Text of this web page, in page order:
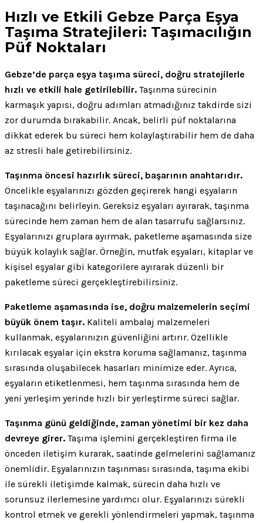
Hızlı ve Etkili Gebze Parça Eşya
Taşıma Stratejileri: Taşımacılığın
Püf Noktaları
Gebze’de parça eşya taşıma süreci, doğru stratejilerle
hızlı ve etkili hale getirilebilir. Taşınma sürecinin
karmaşık yapısı, doğru adımları atmadığınız takdirde sizi
zor durumda bırakabilir. Ancak, belirli püf noktalarına
dikkat ederek bu süreci hem kolaylaştırabilir hem de daha
az stresli hale getirebilirsiniz.
Taşınma öncesi hazırlık süreci, başarının anahtarıdır.
Öncelikle eşyalarınızı gözden geçirerek hangi eşyaların
taşınacağını belirleyin. Gereksiz eşyaları ayırarak, taşınma
sürecinde hem zaman hem de alan tasarrufu sağlarsınız.
Eşyalarınızı gruplara ayırmak, paketleme aşamasında size
büyük kolaylık sağlar. Örneğin, mutfak eşyaları, kitaplar ve
kişisel eşyalar gibi kategorilere ayırarak düzenli bir
paketleme süreci gerçekleştirebilirsiniz.
Paketleme aşamasında ise, doğru malzemelerin seçimi
büyük önem taşır. Kaliteli ambalaj malzemeleri
kullanmak, eşyalarınızın güvenliğini artırır. Özellikle
kırılacak eşyalar için ekstra koruma sağlamanız, taşınma
sırasında oluşabilecek hasarları minimize eder. Ayrıca,
eşyaların etiketlenmesi, hem taşınma sırasında hem de
yeni yerleşim yerinde hızlı bir yerleştirme süreci sağlar.
Taşınma günü geldiğinde, zaman yönetimi bir kez daha
devreye girer. Taşıma işlemini gerçekleştiren firma ile
önceden iletişim kurarak, saatinde gelmelerini sağlamanız
önemlidir. Eşyalarınızın taşınması sırasında, taşıma ekibi
ile sürekli iletişimde kalmak, sürecin daha hızlı ve
sorunsuz ilerlemesine yardımcı olur. Eşyalarınızı sürekli
kontrol etmek ve gerekli yönlendirmeleri yapmak, taşınma